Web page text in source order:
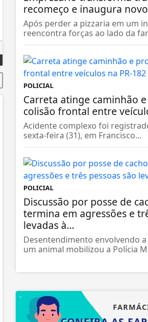
recomeço e inaugura
Após perder a pizzaria em um
reencontra forças ao lado da
POLICIAL
Carreta atinge caminhão
colisão frontal entre
Acidente complexo foi
sexta-feira (31), em Francisco...
POLICIAL
Discussão por posse de
termina em agressões e
levadas à...
Desentendimento envolvendo
um animal mobilizou a Polícia